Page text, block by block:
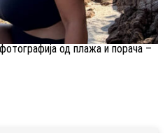
од плажа и порача –